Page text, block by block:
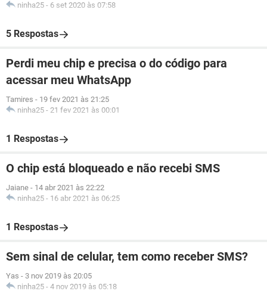
ninha25 - 6 set 2020 às 07:58
5 Respostas
Perdi meu chip e precisa o do código para
acessar meu WhatsApp
Tamires - 19 fev 2021 às 21:25
ninha25 - 21 fev 2021 às 00:01
1 Respostas
O chip está bloqueado e não recebi SMS
Jaiane - 14 abr 2021 às 22:22
ninha25 - 16 abr 2021 às 06:25
1 Respostas
Sem sinal de celular, tem como receber SMS?
Yas - 3 nov 2019 às 20:05
ninha25 - 4 nov 2019 às 05:18